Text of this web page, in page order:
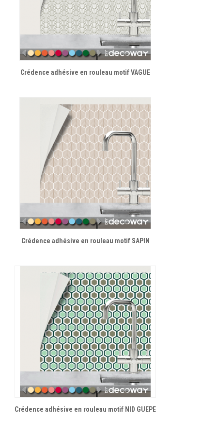
Crédence adhésive en rouleau motif VAGUE
Crédence adhésive en rouleau motif SAPIN
Crédence adhésive en rouleau motif NID GUEPE